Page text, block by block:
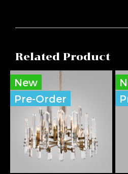
Related Product
New
Pre-Order